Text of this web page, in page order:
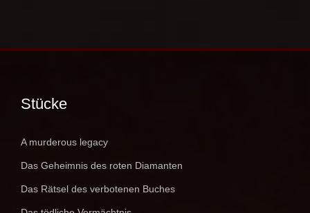
Stücke
A murderous legacy
Das Geheimnis des roten Diamanten
Das Rätsel des verbotenen Buches